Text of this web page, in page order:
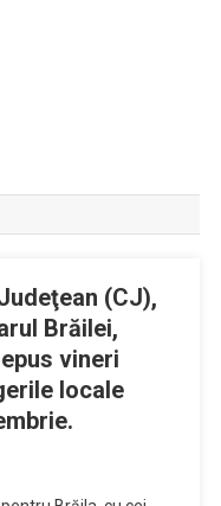
(CJ),
Brăilei,
vineri
locale